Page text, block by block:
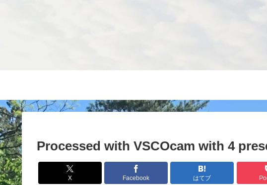
Processed with VSCOcam with 4
X Facebook はてブ